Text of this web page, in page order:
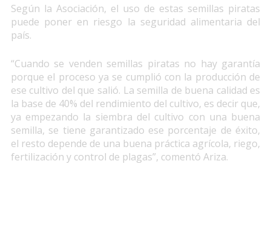
Según la Asociación, el uso de estas semillas piratas
puede poner en riesgo la seguridad alimentaria del
país.
“Cuando se venden semillas piratas no hay garantía
porque el proceso ya se cumplió con la producción de
ese cultivo del que salió. La semilla de buena calidad es
la base de 40% del rendimiento del cultivo, es decir que,
ya empezando la siembra del cultivo con una buena
semilla, se tiene garantizado ese porcentaje de éxito,
el resto depende de una buena práctica agrícola, riego,
fertilización y control de plagas”, comentó Ariza.